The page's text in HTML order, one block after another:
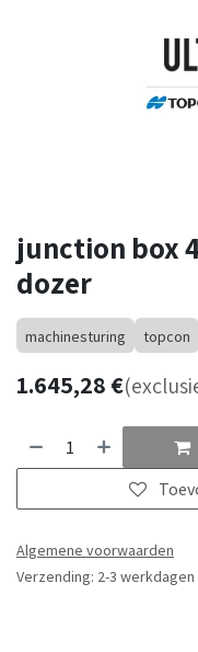
junction box
dozer
machinesturing topcon
1.645,28€
Algemene voorwaarden
Verzending: 2-3 werkdagen